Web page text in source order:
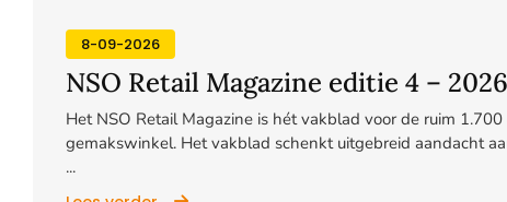
8-09-2026
NSO Retail Magazine editie 4 – 2026
Het NSO Retail Magazine is hét vakblad voor de ruim
gemakswinkel. Het vakblad schenkt uitgebreid aandacht
...